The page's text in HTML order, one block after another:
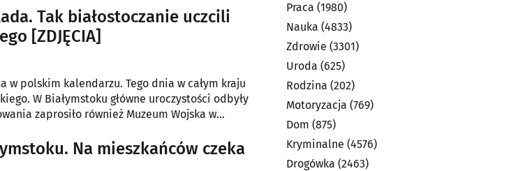
Tak białostoczanie uczcili
[ZDJĘCIA]
w polskim kalendarzu. Tego dnia w całym kraju
W Białymstoku główne uroczystości odbyły
zaprosiło również Muzeum Wojska w
Na mieszkańców czeka
Praca (1980)
Nauka (4833)
Zdrowie (3301)
Uroda (625)
Rodzina (202)
Motoryzacja (769)
Dom (875)
Kryminalne (4576)
Drogówka (2463)